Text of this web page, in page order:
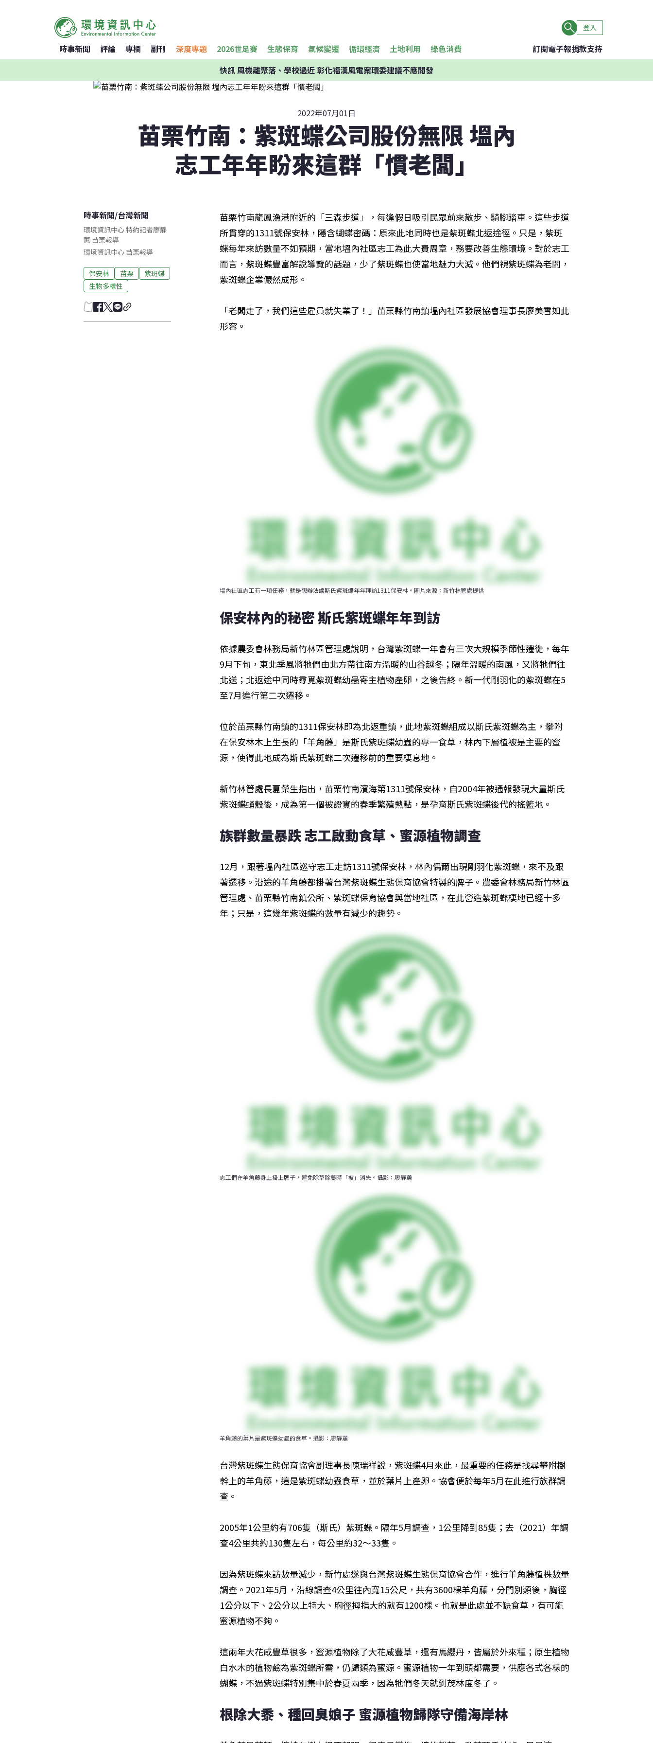
登入
時事新聞 評論 專欄 副刊 深度專題 2026世足賽 生態保育 氣候變遷 循環經濟 土地利用 綠色消費 訂閱電子報捐款支持
快訊風機離聚落、學校過近 彰化福漢風電案環委建議不應開發
2022年07月01日
苗栗竹南：紫斑蝶公司股份無限 塭內
志工年年盼來這群「慣老闆」
時事新聞/台灣新聞
環境資訊中心 特約記者廖靜
蕙 苗栗報導
環境資訊中心苗栗報導
保安林 苗栗
紫斑蝶
生物多樣性
苗栗竹南龍鳳漁港附近的「三森步道」，每逢假日吸引民眾前來散步、騎腳踏車。這些步道
所貫穿的1311號保安林，隱含蝴蝶密碼：原來此地同時也是紫斑蝶北返途徑。只是，紫斑
蝶每年來訪數量不如預期，當地塭內社區志工為此大費周章，務要改善生態環境。對於志工
而言，紫斑蝶豐富解說導覽的話題，少了紫斑蝶也使當地魅力大減。他們視紫斑蝶為老闆，
紫斑蝶企業儼然成形。
「老闆走了，我們這些雇員就失業了！」苗栗縣竹南鎮塭內社區發展協會理事長廖美雪如此
形容。
塭內社區志工有一項任務，就是想辦法讓斯氏紫斑蝶年年拜訪1311保安林。圖片來源：新竹林管處提供
保安林內的秘密 斯氏紫斑蝶年年到訪
依據農委會林務局新竹林區管理處說明，台灣紫斑蝶一年會有三次大規模季節性遷徙，每年
9月下旬，東北季風將牠們由北方帶往南方溫暖的山谷越冬；隔年溫暖的南風，又將牠們往
北送；北返途中同時尋覓紫斑蝶幼蟲寄主植物產卵，之後告終。新一代剛羽化的紫斑蝶在5
至7月進行第二次遷移。
位於苗栗縣竹南鎮的1311保安林即為北返重鎮，此地紫斑蝶組成以斯氏紫斑蝶為主，攀附
在保安林木上生長的「羊角藤」是斯氏紫斑蝶幼蟲的專一食草，林內下層植被是主要的蜜
源，使得此地成為斯氏紫斑蝶二次遷移前的重要棲息地。
新竹林管處長夏榮生指出，苗栗竹南濱海第1311號保安林，自2004年被通報發現大量斯氏
紫斑蝶蛹殼後，成為第一個被證實的春季繁殖熱點，是孕育斯氏紫斑蝶後代的搖籃地。
族群數量暴跌 志工啟動食草、蜜源植物調查
12月，跟著塭內社區巡守志工走訪1311號保安林，林內偶爾出現剛羽化紫斑蝶，來不及跟
著遷移。沿途的羊角藤都掛著台灣紫斑蝶生態保育協會特製的牌子。農委會林務局新竹林區
管理處、苗栗縣竹南鎮公所、紫斑蝶保育協會與當地社區，在此營造紫斑蝶棲地已經十多
年；只是，這幾年紫斑蝶的數量有減少的趨勢。
志工們在羊角藤身上掛上牌子，避免除草除蔓時「被」消失。攝影：廖靜蕙
羊角藤的葉片是紫斑蝶幼蟲的食草。攝影：廖靜蕙
台灣紫斑蝶生態保育協會副理事長陳瑞祥說，紫斑蝶4月來此，最重要的任務是找尋攀附樹
幹上的羊角藤，這是紫斑蝶幼蟲食草，並於葉片上產卵。協會便於每年5月在此進行族群調
查。
2005年1公里約有706隻（斯氏）紫斑蝶。隔年5月調查，1公里降到85隻；去（2021）年調
查4公里共約130隻左右，每公里約32～33隻。
因為紫斑蝶來訪數量減少，新竹處遂與台灣紫斑蝶生態保育協會合作，進行羊角藤植株數量
調查。2021年5月，沿線調查4公里往內寬15公尺，共有3600棵羊角藤，分門別類後，胸徑
1公分以下、2公分以上特大、胸徑拇指大的就有1200棵。也就是此處並不缺食草，有可能
蜜源植物不夠。
這兩年大花咸豐草很多，蜜源植物除了大花咸豐草，還有馬纓丹，皆屬於外來種；原生植物
白水木的植物鹼為紫斑蝶所需，仍歸類為蜜源。蜜源植物一年到頭都需要，供應各式各樣的
蝴蝶，不過紫斑蝶特別集中於春夏兩季，因為牠們冬天就到茂林度冬了。
根除大黍、種回臭娘子 蜜源植物歸隊守備海岸林